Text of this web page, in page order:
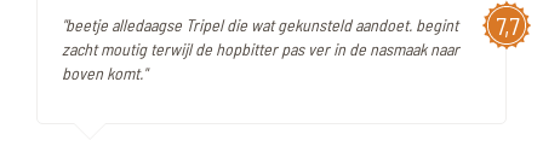
7,7
"beetje alledaagse Tripel die wat gekunsteld aandoet. begint
zacht moutig terwijl de hopbitter pas ver in de nasmaak naar
boven komt."